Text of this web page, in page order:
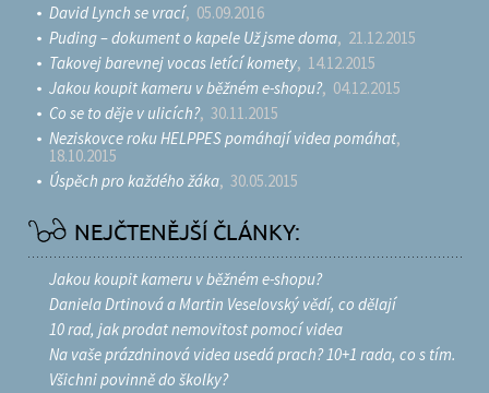
p
ě
k
David Lynch se vrací, 05.09.2016
Puding – dokument o kapele Už jsme doma, 21.12.2015
Takovej barevnej vocas letící komety, 14.12.2015
Jakou koupit kameru v běžném e-shopu?, 04.12.2015
Co se to děje v ulicích?, 30.11.2015
Neziskovce roku HELPPES pomáhají videa pomáhat,
18.10.2015
Úspěch pro každého žáka, 30.05.2015
NEJČTENĚJŠÍ ČLÁNKY:
Jakou koupit kameru v běžném e-shopu?
Daniela Drtinová a Martin Veselovský vědí, co dělají
10 rad, jak prodat nemovitost pomocí videa
Na vaše prázdninová videa usedá prach? 10+1 rada, co s tím.
Všichni povinně do školky?